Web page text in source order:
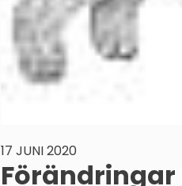
17 JUNI 2020